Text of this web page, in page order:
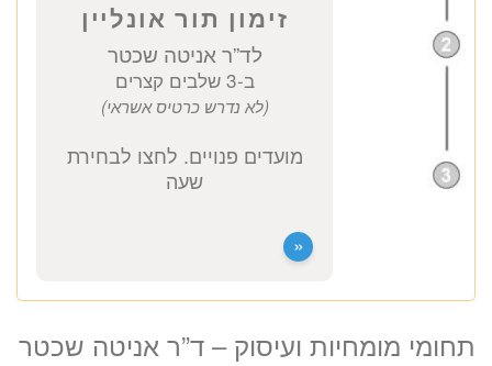
לזימון תור טלפוני התקשרו
037712804
זימון תור אונליין
ב-3 שלבים קצרים
(לא נדרש כרטיס אשראי)
תחומי מומחיות ועיסוק – ד”ר אניטה שכטר